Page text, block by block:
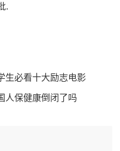
.
生必看十大励志电影
人保健康倒闭了吗